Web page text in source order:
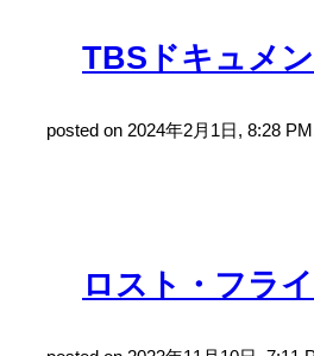
TBSドキュメ
posted on 2024年2月1日, 8:28
ロスト・フラ